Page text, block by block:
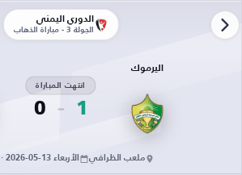
الدوري اليمني
الجولة 3 - مباراة الذهاب
اليرموك
1
انتهت المباراة
0
ملعب الظرافي الأربعاء 13-05-2026 · 03:45 م